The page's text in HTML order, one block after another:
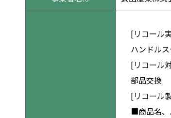
[リコール
ハンドル
[リコール
部品交換
[リコール
■商品名、